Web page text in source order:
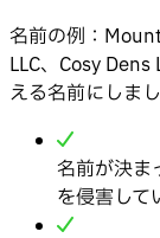
名前の例：
LLC、Cosy
える名前にしまし
名前が決ま
を侵害して